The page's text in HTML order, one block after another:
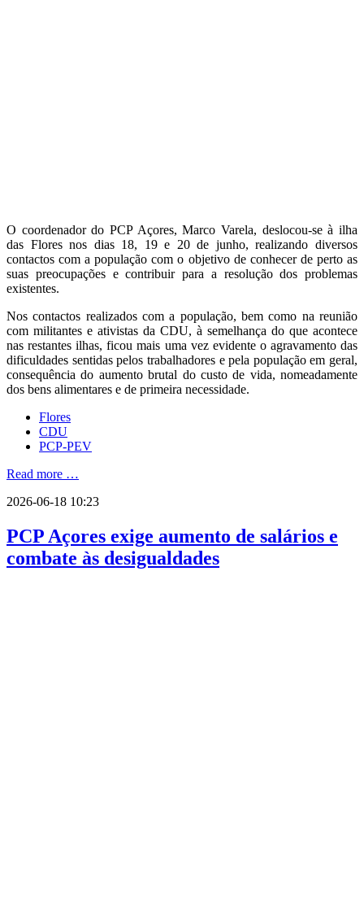
O coordenador do PCP Açores, Marco Varela, deslocou-se à ilha
das Flores nos dias 18, 19 e 20 de junho, realizando diversos
contactos com a população com o objetivo de conhecer de perto as
suas preocupações e contribuir para a resolução dos problemas
existentes.
Nos contactos realizados com a população, bem como na reunião
com militantes e ativistas da CDU, à semelhança do que acontece
nas restantes ilhas, ficou mais uma vez evidente o agravamento das
dificuldades sentidas pelos trabalhadores e pela população em geral,
consequência do aumento brutal do custo de vida, nomeadamente
dos bens alimentares e de primeira necessidade.
Flores
CDU
PCP-PEV
Read more …
2026-06-18 10:23
PCP Açores exige aumento de salários e
combate às desigualdades